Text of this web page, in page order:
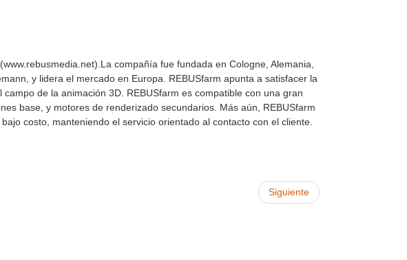
compañía fue fundada en Cologne, Alemania,
y lidera el mercado en Europa. REBUSfarm apunta a satisfacer la
de la animación 3D. REBUSfarm es compatible con una gran
base, y motores de renderizado secundarios. Más aún, REBUSfarm
costo, manteniendo el servicio orientado al contacto con el cliente.
Siguiente